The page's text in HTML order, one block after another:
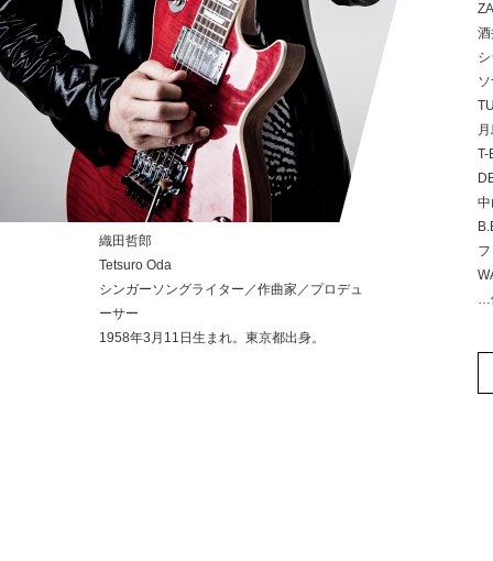
織田哲郎
Tetsuro Oda
シンガーソングライター／作曲家／プロデュ
ーサー
1958年3月11日生まれ。東京都出身。
T-
…